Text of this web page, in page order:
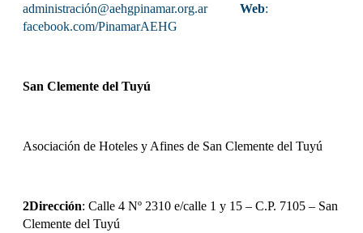
administración@aehgpinamar.org.ar Web:
facebook.com/PinamarAEHG
San Clemente del Tuyú
Asociación de Hoteles y Afines de San Clemente del Tuyú
2Dirección: Calle 4 Nº 2310 e/calle 1 y 15 – C.P. 7105 – San
Clemente del Tuyú